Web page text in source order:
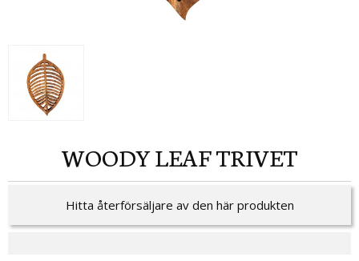
WOODY LEAF TRIVET
Hitta återförsäljare av den här produkten